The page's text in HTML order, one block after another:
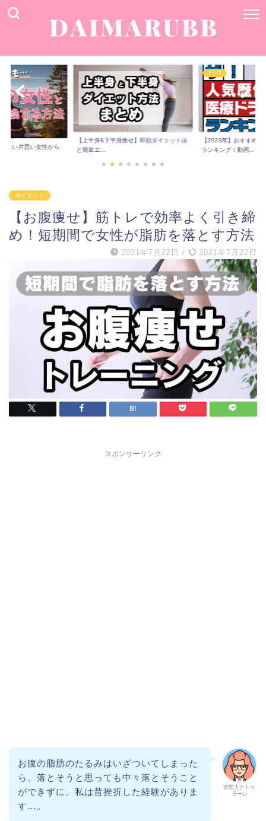
せ】即効ダイエット法
ドラマ
【2023年】おすすめ歴代医療ドラマ人気
ランキング！動画...
男性芸能人の結婚お似
ング！歴代彼女や画...
ダイエット
【お腹痩せ】筋トレで効率よく引き締
め！短期間で女性が脂肪を落とす方法
2021年7月22日 / 2021年7月22日
スポンサーリンク
管理人ナトゥ
ラーレ
お腹の脂肪のたるみはいざついてしまった
ら、落とそうと思っても中々落とそうこと
ができずに、私は昔挫折した経験がありま
す…。